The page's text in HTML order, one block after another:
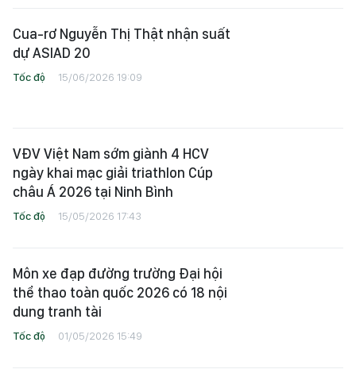
Cua-rơ Nguyễn Thị Thật nhận suất
dự ASIAD 20
Tốc độ 15/06/2026 19:09
VĐV Việt Nam sớm giành 4 HCV
ngày khai mạc giải triathlon Cúp
châu Á 2026 tại Ninh Bình
Tốc độ 15/05/2026 17:43
Môn xe đạp đường trường Đại hội
thể thao toàn quốc 2026 có 18 nội
dung tranh tài
Tốc độ 01/05/2026 15:49